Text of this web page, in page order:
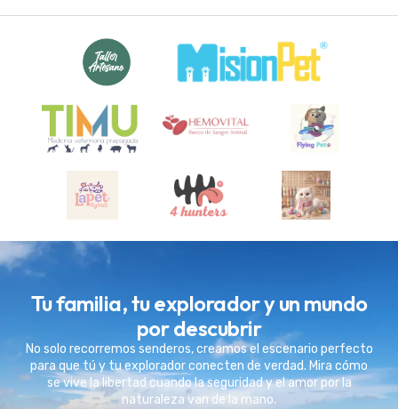
Tu familia, tu explorador y un mundo
por descubrir
No solo recorremos senderos, creamos el escenario perfecto
para que tú y tu explorador conecten de verdad. Mira cómo
se vive la libertad cuando la seguridad y el amor por la
naturaleza van de la mano.